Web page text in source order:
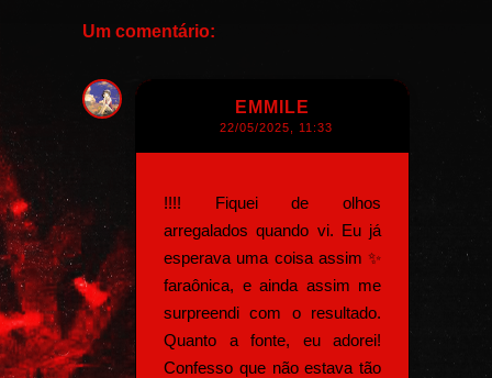
Um comentário:
EMMILE
22/05/2025, 11:33
!!!! Fiquei de olhos
arregalados quando vi. Eu já
esperava uma coisa assim ✨
faraônica, e ainda assim me
surpreendi com o resultado.
Quanto a fonte, eu adorei!
Confesso que não estava tão